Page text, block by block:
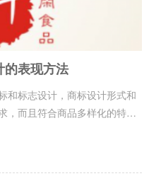
的表现方法
和标志设计，商标设计形式和
，而且符合商品多样化的特殊
的艺术处理和表现方法，来
计的表现以明显的感性形象直